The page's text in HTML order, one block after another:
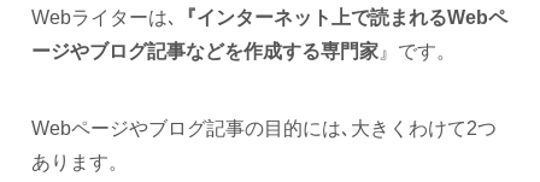
Webライターは､
『インターネット上で読まれるWebペ
ージやブログ記事などを作成する専門家 』です。
Webページやブログ記事の目的には､大きくわけて2つ
あります。